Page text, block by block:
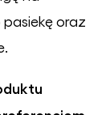
oraz